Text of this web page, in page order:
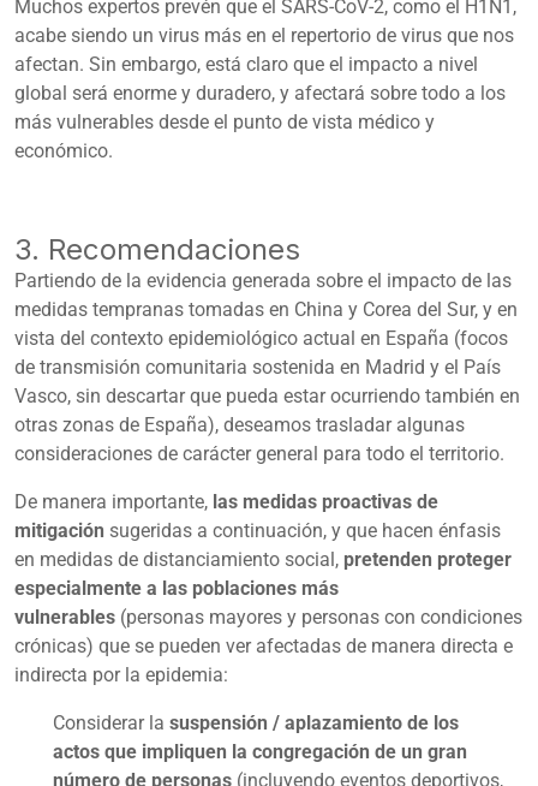
Muchos expertos prevén que el SARS-CoV-2, como el H1N1,
acabe siendo un virus más en el repertorio de virus que nos
afectan. Sin embargo, está claro que el impacto a nivel
global será enorme y duradero, y afectará sobre todo a los
más vulnerables desde el punto de vista médico y
económico.
3. Recomendaciones
Partiendo de la evidencia generada sobre el impacto de las
medidas tempranas tomadas en China y Corea del Sur, y en
vista del contexto epidemiológico actual en España (focos
de transmisión comunitaria sostenida en Madrid y el País
Vasco, sin descartar que pueda estar ocurriendo también en
otras zonas de España), deseamos trasladar algunas
consideraciones de carácter general para todo el territorio.
De manera importante, las medidas proactivas de
mitigación sugeridas a continuación, y que hacen énfasis
en medidas de distanciamiento social, pretenden proteger
especialmente a las poblaciones más
vulnerables (personas mayores y personas con condiciones
crónicas) que se pueden ver afectadas de manera directa e
indirecta por la epidemia:
Considerar la suspensión / aplazamiento de los
actos que impliquen la congregación de un gran
número de personas (incluyendo eventos deportivos,